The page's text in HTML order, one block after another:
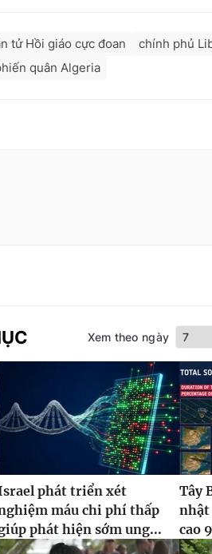
tử Hồi giáo cực đoan
chính phủ
quân Algeria
Xem theo ngày
phát triển xét
máu chi phí thấp
phát hiện sớm ung...
Tây
nhật
cao